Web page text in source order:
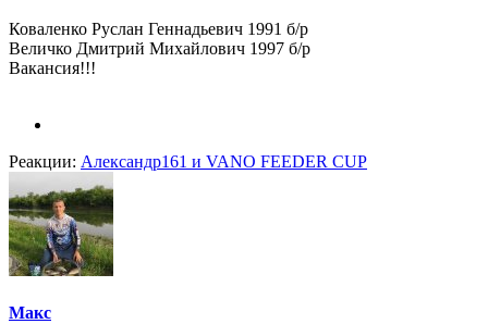
Коваленко Руслан Геннадьевич 1991 б/р
Величко Дмитрий Михайлович 1997 б/р
Вакансия!!!
Реакции: Александр161 и VANO FEEDER CUP
Макс